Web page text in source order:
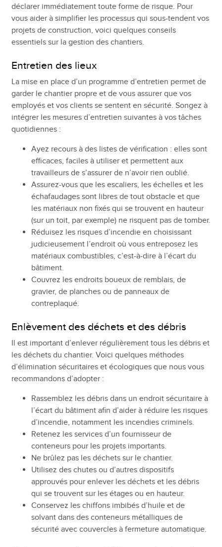
déclarer immédiatement toute forme de risque. Pour
vous aider à simplifier les processus qui sous-tendent vos
projets de construction, voici quelques conseils
essentiels sur la gestion des chantiers.
Entretien des lieux
La mise en place d’un programme d’entretien permet de
garder le chantier propre et de vous assurer que vos
employés et vos clients se sentent en sécurité. Songez à
intégrer les mesures d’entretien suivantes à vos tâches
quotidiennes :
Ayez recours à des listes de vérification : elles sont
efficaces, faciles à utiliser et permettent aux
travailleurs de s’assurer de n’avoir rien oublié.
Assurez-vous que les escaliers, les échelles et les
échafaudages sont libres de tout obstacle et que
les matériaux non fixés qui se trouvent en hauteur
(sur un toit, par exemple) ne risquent pas de tomber.
Réduisez les risques d’incendie en choisissant
judicieusement l’endroit où vous entreposez les
matériaux combustibles, c’est-à-dire à l’écart du
bâtiment.
Couvrez les endroits boueux de remblais, de
gravier, de planches ou de panneaux de
contreplaqué.
Enlèvement des déchets et des débris
Il est important d’enlever régulièrement tous les débris et
les déchets du chantier. Voici quelques méthodes
d’élimination sécuritaires et écologiques que nous vous
recommandons d’adopter :
Rassemblez les débris dans un endroit sécuritaire à
l’écart du bâtiment afin d’aider à réduire les risques
d’incendie, notamment les incendies criminels.
Retenez les services d’un fournisseur de
conteneurs pour les projets importants.
Ne brûlez pas les déchets sur le chantier.
Utilisez des chutes ou d’autres dispositifs
approuvés pour enlever les déchets et les débris
qui se trouvent sur les étages ou en hauteur.
Conservez les chiffons imbibés d’huile et de
solvant dans des conteneurs métalliques de
sécurité avec couvercles à fermeture automatique.